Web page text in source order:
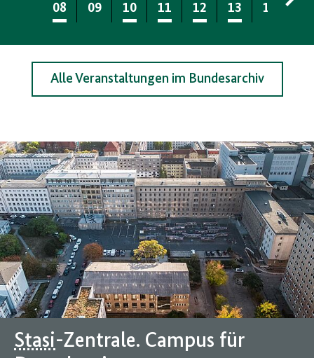
08 09 10 11 12 13 14
Alle Veranstaltungen im Bundesarchiv
Stasi-Zentrale. Campus für